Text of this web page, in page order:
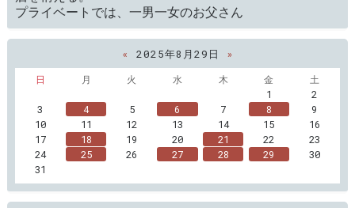
プライベートでは、一男一女のお父さん
« 2025年8月29日
»
日
月 火 水 木 金
土
1
2
3
4 5 6 7 8
9
10
11 12 13 14 15
16
17
18 19 20 21 22
23
24
25 26 27 28 29
30
31